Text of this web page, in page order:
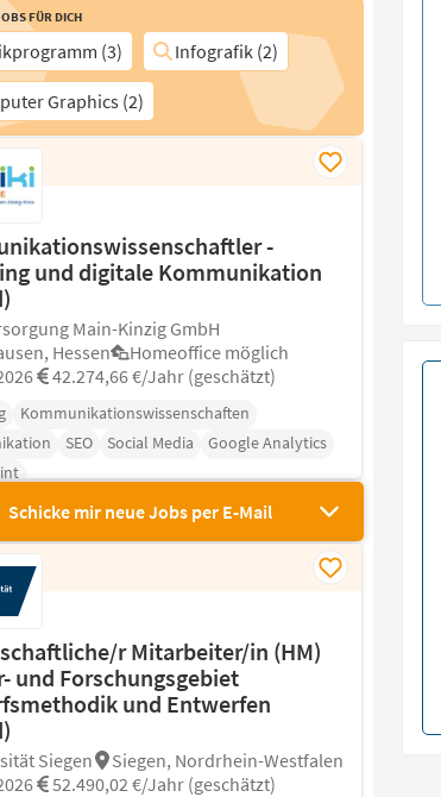
für Dich
(3)
Infografik (2)
Graphics (2)
-
und digitale Kommunikation
Main-Kinzig GmbH
Hessen
Homeoffice möglich
42.274,66 €/Jahr (geschätzt)
Kommunikationswissenschaften
SEO Social Media
Google Analytics
Schicke mir neue Jobs per E-Mail
r Mitarbeiter/in (HM)
und Forschungsgebiet
und Entwerfen
Siegen
Siegen, Nordrhein-Westfalen
52.490,02 €/Jahr (geschätzt)